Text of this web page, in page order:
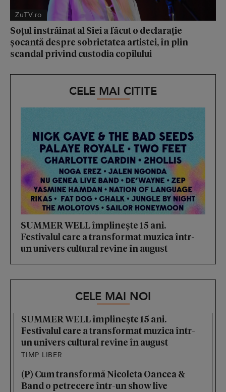
ZuTV.ro
Soțul înstrăinat al Siei a făcut o declarație
șocantă despre sobrietatea artistei, în plin
scandal privind custodia copilului
CELE MAI CITITE
SUMMER WELL împlinește 15 ani.
Festivalul care a transformat muzica într-
un univers cultural revine în august
CELE MAI NOI
SUMMER WELL împlinește 15 ani.
Festivalul care a transformat muzica într-
un univers cultural revine în august
TIMP LIBER
(P) Cum transformă Nicoleta Oancea &
Band o petrecere într-un show live